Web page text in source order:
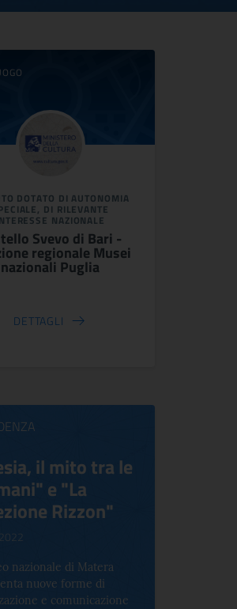
DOTATO DI AUTONOMIA
DI RILEVANTE
NAZIONALE
Svevo di Bari -
regionale Musei
nazionali Puglia
DETTAGLI
il mito tra le
e "La
Rizzon"
nazionale di Matera
nuove forme di
e comunicazione